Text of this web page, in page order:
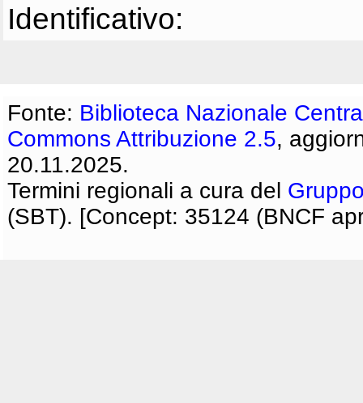
Identificativo:
Fonte: Biblioteca Nazionale
Commons Attribuzione 2.5,
20.11.2025.
Termini regionali a cura del
(SBT). [Concept: 35124 (BNCF